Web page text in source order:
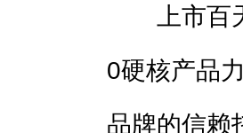
上市百天
0硬核产品
品牌的信赖